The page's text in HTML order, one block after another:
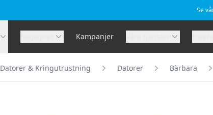
Se
Kampanjer
Datorer & Kringutrustning Datorer Bärbara